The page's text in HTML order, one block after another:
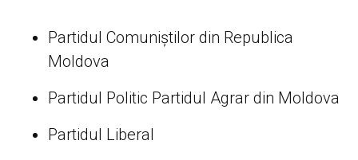
Partidul Comuniştilor din Republica
Moldova
Partidul Politic Partidul Agrar din Moldova
Partidul Liberal